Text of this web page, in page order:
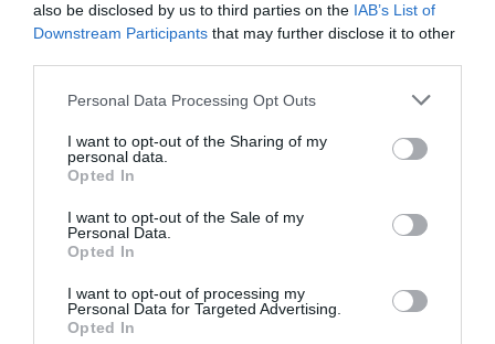
also be disclosed by us to third parties on the IAB’s List of
Downstream Participants that may further disclose it to other
Personal Data Processing Opt Outs
I want to opt-out of the Sharing of my
personal data.
Opted In
I want to opt-out of the Sale of my
Personal Data.
Opted In
I want to opt-out of processing my
Personal Data for Targeted Advertising.
Opted In
L'impacte de la pandèmia ha
alterat les dinàmiques
laborals, impulsant el treball
remot i augmentant la
competència global per als
millors talents
En definitiva, la manca de talent és un altre dels